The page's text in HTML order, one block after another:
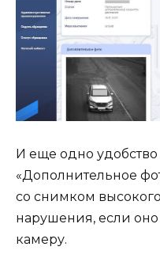
И еще одно удобство
«Дополнительное
со снимком высокого
нарушения, если
камеру.